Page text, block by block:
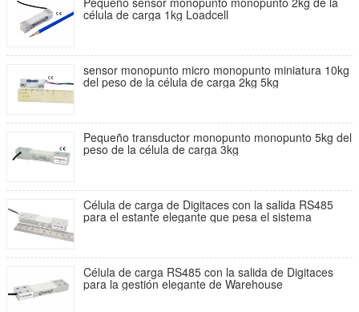
célula de carga 1kg Loadcell
sensor monopunto micro monopunto miniatura 10kg
del peso de la célula de carga 2kg 5kg
Pequeño transductor monopunto monopunto 5kg del
peso de la célula de carga 3kg
Célula de carga de Digitaces con la salida RS485
para el estante elegante que pesa el sistema
Célula de carga RS485 con la salida de Digitaces
para la gestión elegante de Warehouse